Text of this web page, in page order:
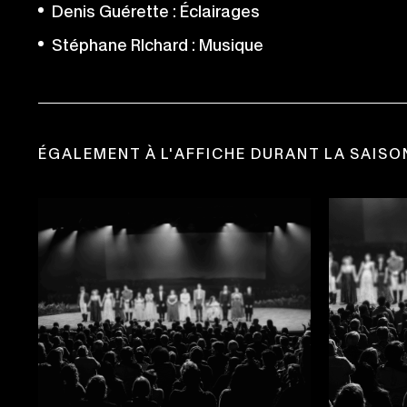
Denis Guérette : Éclairages
Stéphane RIchard : Musique
ÉGALEMENT À L'AFFICHE DURANT LA